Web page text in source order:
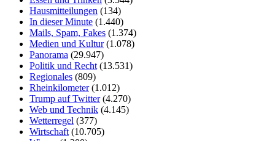
Hausmitteilungen (134)
In dieser Minute (1.440)
Mails, Spam, Fakes (1.374)
Medien und Kultur(1.078)
Panorama (29.947)
Politik und Recht (13.531)
Regionales (809)
Rheinkilometer(1.012)
Trump auf Twitter(4.270)
Web und Technik (4.145)
Wetterregel (377)
Wirtschaft (10.705)